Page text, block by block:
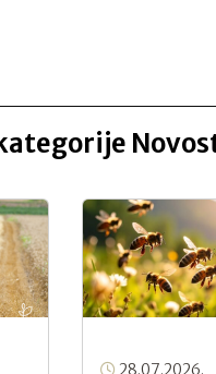
28.07.2026.